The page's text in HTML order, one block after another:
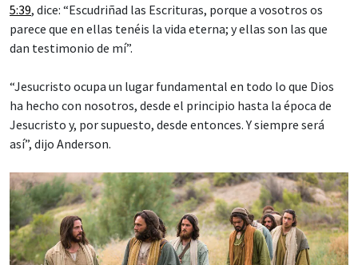
5:39, dice: “Escudriñad las Escrituras, porque a vosotros os
parece que en ellas tenéis la vida eterna; y ellas son las que
dan testimonio de mí”.
“Jesucristo ocupa un lugar fundamental en todo lo que Dios
ha hecho con nosotros, desde el principio hasta la época de
Jesucristo y, por supuesto, desde entonces. Y siempre será
así”, dijo Anderson.